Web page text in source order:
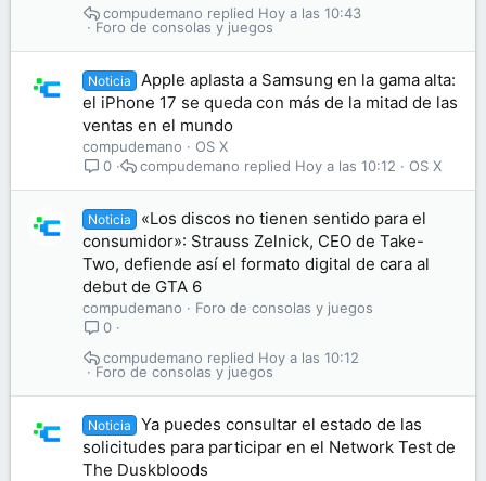
Foro de consolas y juegos
Hoy a las 10:43
compudemano
Noticia
Apple aplasta a Samsung en la gama alta:
el iPhone 17 se queda con más de la mitad de las
ventas en el mundo
compudemano
OS X
0
OS X
Hoy a las 10:12
compudemano
Noticia
«Los discos no tienen sentido para el
consumidor»: Strauss Zelnick, CEO de Take-
Two, defiende así el formato digital de cara al
debut de GTA 6
compudemano
Foro de consolas y juegos
0
Foro de consolas y juegos
Hoy a las 10:12
compudemano
Noticia
Ya puedes consultar el estado de las
solicitudes para participar en el Network Test de
The Duskbloods